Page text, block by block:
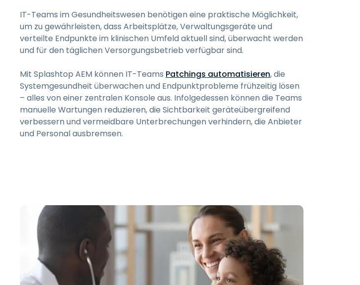
IT-Teams im Gesundheitswesen benötigen eine praktische Möglichkeit,
um zu gewährleisten, dass Arbeitsplätze, Verwaltungsgeräte und
verteilte Endpunkte im klinischen Umfeld aktuell sind, überwacht werden
und für den täglichen Versorgungsbetrieb verfügbar sind.
Mit Splashtop AEM können IT-Teams Patchings automatisieren, die
Systemgesundheit überwachen und Endpunktprobleme frühzeitig lösen
– alles von einer zentralen Konsole aus. Infolgedessen können die Teams
manuelle Wartungen reduzieren, die Sichtbarkeit geräteübergreifend
verbessern und vermeidbare Unterbrechungen verhindern, die Anbieter
und Personal ausbremsen.